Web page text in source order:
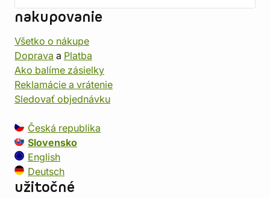
nakupovanie
Všetko o nákupe
Doprava a Platba
Ako balíme zásielky
Reklamácie a vrátenie
Sledovať objednávku
Česká republika
Slovensko
English
Deutsch
užitočné